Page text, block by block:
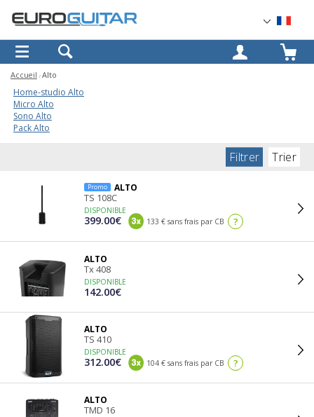
OK
Accueil Alto
Home-studio Alto
Micro Alto
Sono Alto
Pack Alto
Filtrer Trier
Promo ALTO
TS 108C
DISPONIBLE
399.00€ 133 € sans frais par CB ?
ALTO
Tx 408
DISPONIBLE
142.00€
ALTO
TS 410
DISPONIBLE
312.00€ 104 € sans frais par CB ?
ALTO
TMD 16